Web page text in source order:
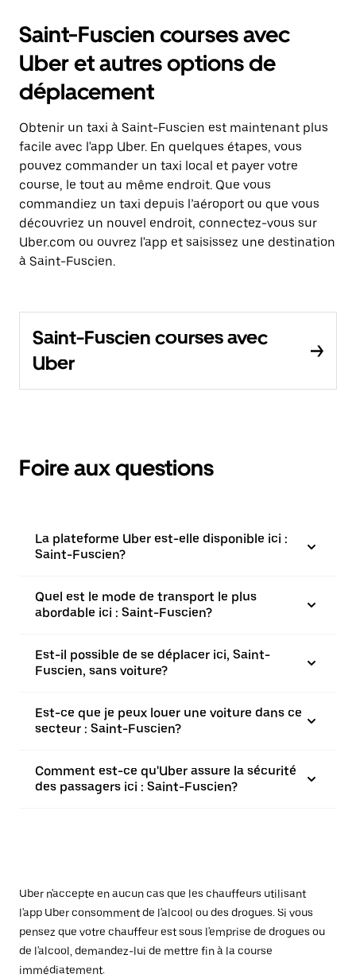
Saint-Fuscien courses avec
Uber et autres options de
déplacement
Obtenir un taxi à Saint-Fuscien est maintenant plus
facile avec l'app Uber. En quelques étapes, vous
pouvez commander un taxi local et payer votre
course, le tout au même endroit. Que vous
commandiez un taxi depuis l’aéroport ou que vous
découvriez un nouvel endroit, connectez-vous sur
Uber.com ou ouvrez l'app et saisissez une destination
à Saint-Fuscien.
Saint-Fuscien courses avec
Uber
Foire aux questions
La plateforme Uber est-elle disponible ici :
Saint-Fuscien?
Quel est le mode de transport le plus
abordable ici : Saint-Fuscien?
Est-il possible de se déplacer ici, Saint-
Fuscien, sans voiture?
Est-ce que je peux louer une voiture dans ce
secteur : Saint-Fuscien?
Comment est-ce qu'Uber assure la sécurité
des passagers ici : Saint-Fuscien?
Uber n'accepte en aucun cas que les chauffeurs utilisant
l'app Uber consomment de l'alcool ou des drogues. Si vous
pensez que votre chauffeur est sous l'emprise de drogues ou
de l'alcool, demandez-lui de mettre fin à la course
immédiatement.